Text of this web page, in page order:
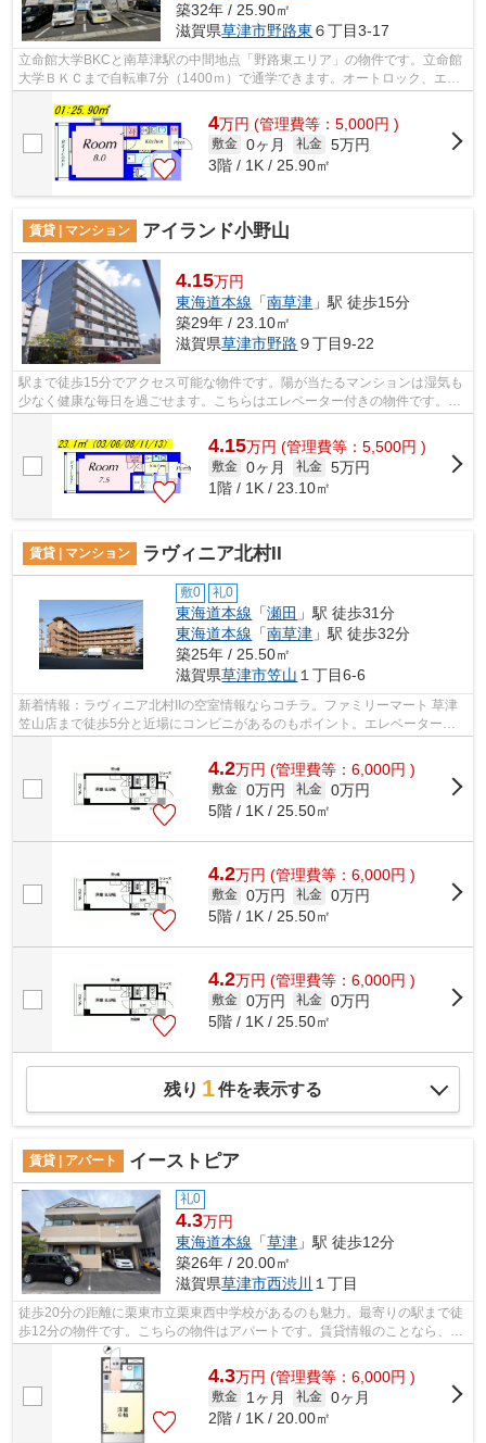
築32年 / 25.90㎡
滋賀県草津市野路東 ６丁目3-17
立命館大学BKCと南草津駅の中間地点「野路東エリア」の物件です。立命館
大学ＢＫＣまで自転車7分（1400ｍ）で通学できます。オートロック、エア
4万円 (管理費等：5,000円 )
敷金 0ヶ月 礼金 5万円
3階 / 1K / 25.90㎡
賃貸 | マンション アイランド小野山
4.15万円
東海道本線 「南草津 」駅 徒歩15分
築29年 / 23.10㎡
滋賀県草津市野路 ９丁目9-22
駅まで徒歩15分でアクセス可能な物件です。陽が当たるマンションは湿気も
少なく健康な毎日を過ごせます。こちらはエレベーター付きの物件です。造
4.15万円 (管理費等：5,500円 )
敷金 0ヶ月 礼金 5万円
1階 / 1K / 23.10㎡
賃貸 | マンション ラヴィニア北村II
敷0 礼0
東海道本線 「瀬田 」駅 徒歩31分
東海道本線 「南草津 」駅 徒歩32分
築25年 / 25.50㎡
滋賀県草津市笠山 １丁目6-6
新着情報：ラヴィニア北村IIの空室情報ならコチラ。ファミリーマート 草津
笠山店まで徒歩5分と近場にコンビニがあるのもポイント。エレベーター付
4.2万円 (管理費等：6,000円 )
敷金 0万円 礼金 0万円
5階 / 1K / 25.50㎡
4.2万円 (管理費等：6,000円 )
敷金 0万円 礼金 0万円
5階 / 1K / 25.50㎡
4.2万円 (管理費等：6,000円 )
敷金 0万円 礼金 0万円
5階 / 1K / 25.50㎡
残り 1件を表示する
賃貸 | アパート イーストピア
礼0
4.3万円
東海道本線 「草津 」駅 徒歩12分
築26年 / 20.00㎡
滋賀県草津市西渋川 １丁目
徒歩20分の距離に栗東市立栗東西中学校があるのも魅力。最寄りの駅まで徒
歩12分の物件です。こちらの物件はアパートです。賃貸情報のことなら、
fd@sigasaison.comにてお気軽にハウスセ...
4.3万円 (管理費等：6,000円 )
敷金 1ヶ月 礼金 0ヶ月
2階 / 1K / 20.00㎡